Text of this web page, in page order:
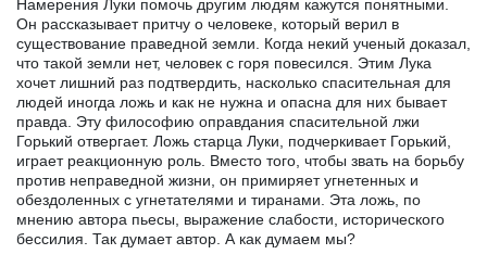
Намерения Луки помочь другим людям кажутся понятными.
Он рассказывает притчу о человеке, который верил в
существование праведной земли. Когда некий ученый доказал,
что такой земли нет, человек с горя повесился. Этим Лука
хочет лишний раз подтвердить, насколько спасительная для
людей иногда ложь и как не нужна и опасна для них бывает
правда. Эту философию оправдания спасительной лжи
Горький отвергает. Ложь старца Луки, подчеркивает Горький,
играет реакционную роль. Вместо того, чтобы звать на борьбу
против неправедной жизни, он примиряет угнетенных и
обездоленных с угнетателями и тиранами. Эта ложь, по
мнению автора пьесы, выражение слабости, исторического
бессилия. Так думает автор. А как думаем мы?